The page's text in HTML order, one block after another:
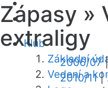
Klub
Základní
Vedení a
Zápasy »
extraligy
2006/07
2010/11|